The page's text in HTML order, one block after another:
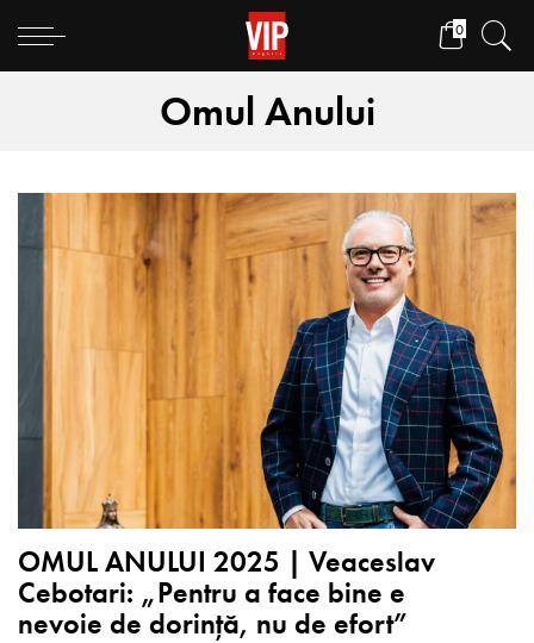
0
Omul Anului
OMUL ANULUI 2025 | Veaceslav
Cebotari: „Pentru a face bine e
nevoie de dorință, nu de efort”